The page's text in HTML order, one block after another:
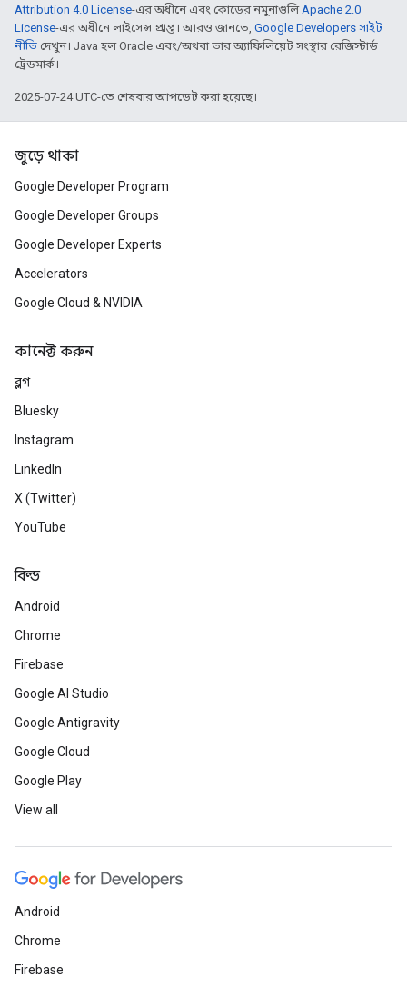
Attribution 4.0 License-এর অধীনে এবং কোডের নমুনাগুলিApache 2.0
License-এর অধীনে লাইসেন্স প্রাপ্ত। আরও জানতে, Google Developers সাইট
নীতি দেখুন। Java হল Oracle এবং/অথবা তার অ্যাফিলিয়েট সংস্থার রেজিস্টার্ড
ট্রেডমার্ক।
2025-07-24 UTC-তে শেষবার আপডেট করা হয়েছে।
জুড়ে থাকা
Google Developer Program
Google Developer Groups
Google Developer Experts
Accelerators
Google Cloud & NVIDIA
কানেক্ট করুন
ব্লগ
Bluesky
Instagram
LinkedIn
X (Twitter)
YouTube
বিল্ড
Android
Chrome
Firebase
Google AI Studio
Google Antigravity
Google Cloud
Google Play
View all
Android
Chrome
Firebase